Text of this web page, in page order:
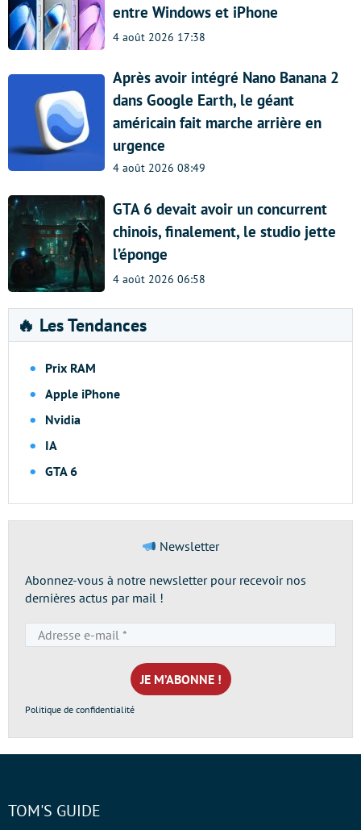
entre Windows et iPhone
4 août 2026 17:38
Après avoir intégré Nano Banana 2
dans Google Earth, le géant
américain fait marche arrière en
urgence
4 août 2026 08:49
GTA 6 devait avoir un concurrent
chinois, finalement, le studio jette
l’éponge
4 août 2026 06:58
🔥 Les Tendances
Prix RAM
Apple iPhone
Nvidia
IA
GTA 6
Newsletter
Abonnez-vous à notre newsletter pour recevoir nos
dernières actus par mail !
e-
mail
*
Politique de confidentialité
TOM'S GUIDE